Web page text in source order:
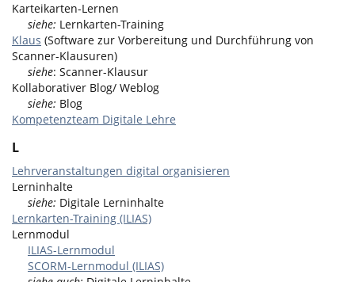
Karteikarten-Lernen
siehe: Lernkarten-Training
Klaus (Software zur Vorbereitung und Durchführung von
Scanner-Klausuren)
siehe: Scanner-Klausur
Kollaborativer Blog/ Weblog
siehe: Blog
Kompetenzteam Digitale Lehre
L
Lehrveranstaltungen digital organisieren
Lerninhalte
siehe: Digitale Lerninhalte
Lernkarten-Training (ILIAS)
Lernmodul
ILIAS-Lernmodul
SCORM-Lernmodul (ILIAS)